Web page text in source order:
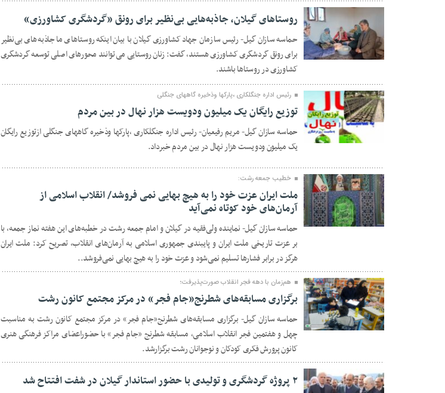
روستاهای گیلان، جاذبه‌هایی بی‌نظیر برای رونق «گردشگری کشاورزی»
حماسه سازان گیل- رئیس سازمان جهاد کشاورزی گیلان با بیان اینکه روستاهای ما جاذبه های بی نظیر
برای رونق گردشگری کشاورزی هستند، گفت: زنان روستایی می توانند محورهای اصلی توسعه گردشگری
کشاورزی در روستاها باشند.
رئیس اداره جنگلکاری ،پارکها وذخیره گاههای جنگلی
توزیع رایگان یک میلیون ودویست هزار نهال در بین مردم
حماسه سازان گیل- مریم رفیعیان- رئیس اداره جنگلکاری ،پارکها وذخیره گاههای جنگلی ازتوزیع رایگان
یک میلیون ودویست هزار نهال در بین مردم خبرداد.
۲۴ بهمن ۱۴۰۴
خطیب جمعه رشت:
ملت ایران عزت خود را به هیچ بهایی نمی فروشد/ انقلاب اسلامی از
آرمان‌های خود کوتاه نمی‌آید
حماسه سازان گیل- نماینده ولی‌فقیه در گیلان و امام جمعه رشت در خطبه‌های این هفته نماز جمعه، با
بر عزت تاریخی ملت ایران و پایبندی جمهوری اسلامی به آرمان‌های انقلاب، تصریح کرد: ملت ایران
هرگز در برابر فشارها تسلیم نمی‌شود و عزت خود را به هیچ بهایی نمی‌فروشد..
۲۱ بهمن ۱۴۰۴
هم‌زمان با دهه فجر انقلاب صورت‌پذیرفت؛
برگزاری مسابقه‌های شطرنج«جام فجر» در مرکز مجتمع کانون رشت
حماسه سازان گیل- برگزاری مسابقه‌های شطرنج«جام فجر» در مرکز مجتمع کانون رشت به مناسبت
چهل و هفتمین فجر انقلاب اسلامی، مسابقه شطرنج «جام فجر» با حضوراعضای مراکز فرهنگی هنری
کانون پرورش فکری کودکان و نوجوانان رشت برگزارشد.
۲ پروژه گردشگری و تولیدی با حضور استاندار گیلان در شفت افتتاح شد